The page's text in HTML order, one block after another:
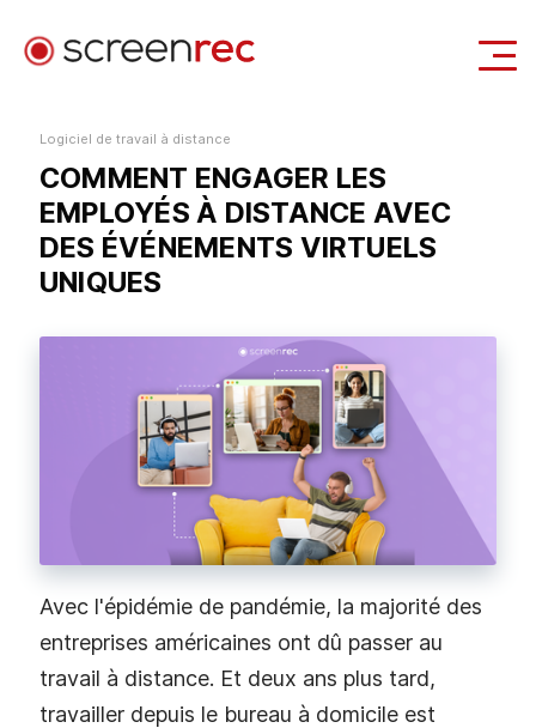
Se Connecter Télécharger Gratuitement
Logiciel de travail à distance
COMMENT ENGAGER LES
EMPLOYÉS À DISTANCE AVEC
DES ÉVÉNEMENTS VIRTUELS
UNIQUES
Avec l'épidémie de pandémie, la majorité des
entreprises américaines ont dû passer au
travail à distance. Et deux ans plus tard,
travailler depuis le bureau à domicile est